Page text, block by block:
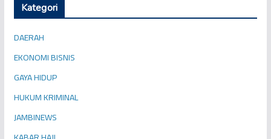
Kategori
DAERAH
EKONOMI BISNIS
GAYA HIDUP
HUKUM KRIMINAL
JAMBINEWS